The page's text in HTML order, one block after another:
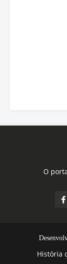
O
História